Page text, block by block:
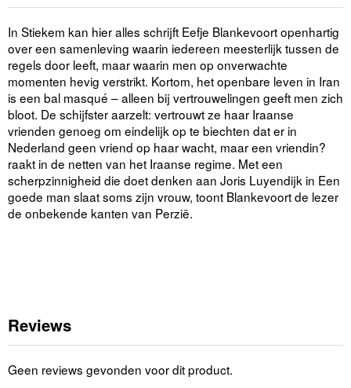
In Stiekem kan hier alles schrijft Eefje Blankevoort openhartig
over een samenleving waarin iedereen meesterlijk tussen de
regels door leeft, maar waarin men op onverwachte
momenten hevig verstrikt. Kortom, het openbare leven in Iran
is een bal masqué – alleen bij vertrouwelingen geeft men zich
bloot. De schijfster aarzelt: vertrouwt ze haar Iraanse
vrienden genoeg om eindelijk op te biechten dat er in
Nederland geen vriend op haar wacht, maar een vriendin?
raakt in de netten van het Iraanse regime. Met een
scherpzinnigheid die doet denken aan Joris Luyendijk in Een
goede man slaat soms zijn vrouw, toont Blankevoort de lezer
de onbekende kanten van Perzië.
Reviews
Geen reviews gevonden voor dit product.